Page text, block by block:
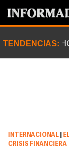
TENDENCIAS:
INTERNACIONAL
CRISIS FINANCIERA